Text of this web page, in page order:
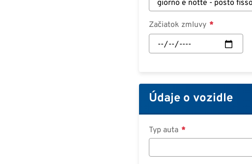
Začiatok zmluvy
Začiatok
zmluvy:
Údaje o vozidle
Typ auta